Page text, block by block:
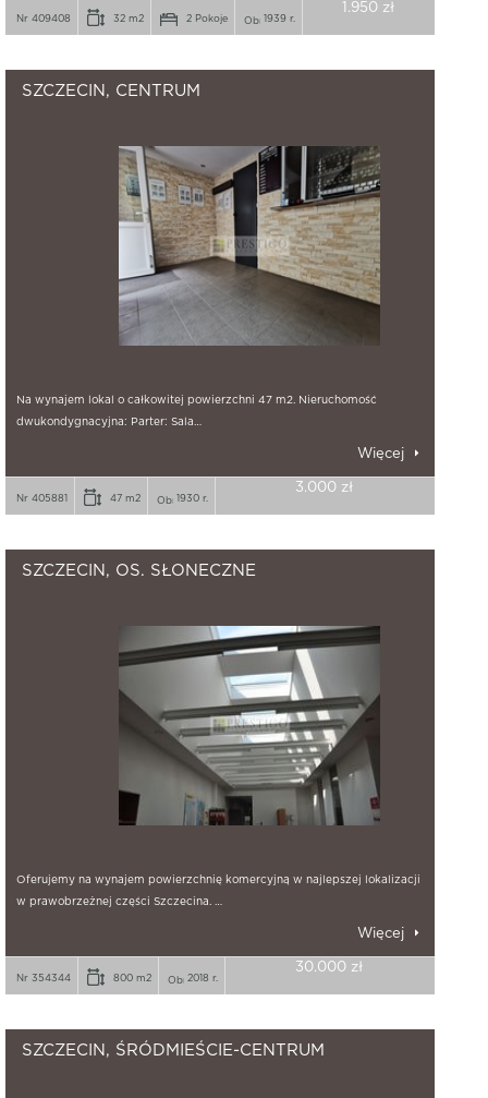
Nr 409408 32 m2 2 Pokoje 1939 r.
1.950 zł
SZCZECIN, CENTRUM
Na wynajem lokal o całkowitej powierzchni 47 m2. Nieruchomość
dwukondygnacyjna: Parter: Sala…
Więcej
Nr 405881 47 m2 1930 r.
3.000 zł
SZCZECIN, OS. SŁONECZNE
Oferujemy na wynajem powierzchnię komercyjną w najlepszej lokalizacji
w prawobrzeżnej części Szczecina. …
Więcej
Nr 354344 800 m2 2018 r.
30.000 zł
SZCZECIN, ŚRÓDMIEŚCIE-CENTRUM